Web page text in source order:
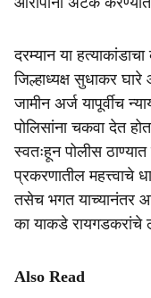
दरम्यान या
जिल्हाध्यक्ष सुधाकर
जामीन अर्ज यापूर्वीच
पोलिसांना चकवा देत
स्वतःहून पोलीस
प्रकरणातील महत्त्वाचे
तसेच भगत याच्यानंतर
का याकडे रायगडकरांचे
Also Read